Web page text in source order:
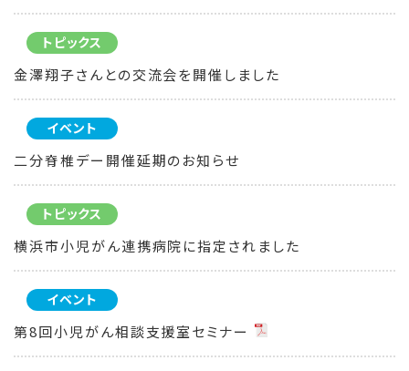
トピックス
金澤翔子さんとの交流会を開催しました
イベント
二分脊椎デー開催延期のお知らせ
トピックス
横浜市小児がん連携病院に指定されました
イベント
第8回小児がん相談支援室セミナー